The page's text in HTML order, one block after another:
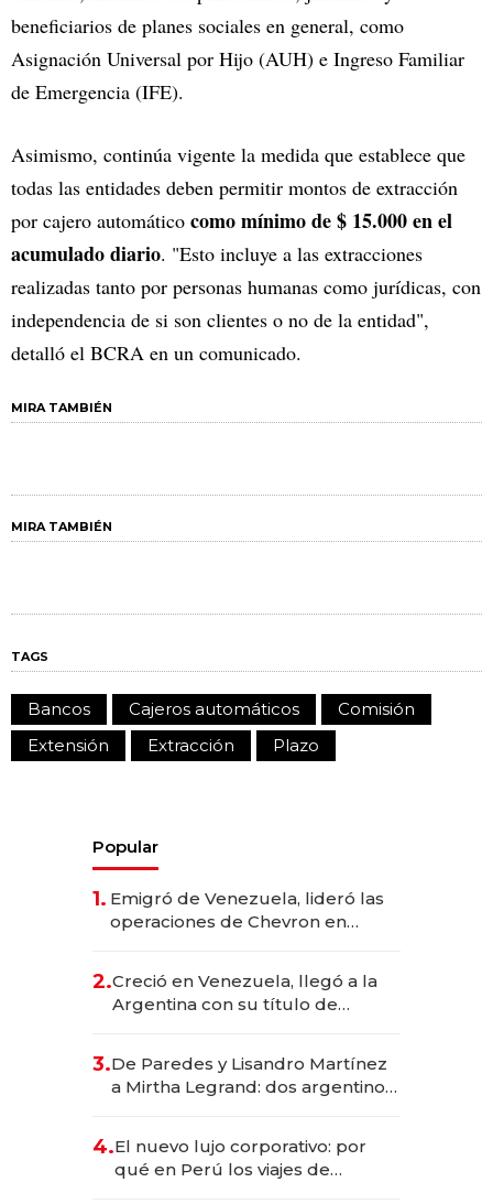
beneficiarios de planes sociales en general, como
Asignación Universal por Hijo (AUH) e Ingreso Familiar
de Emergencia (IFE).
Asimismo, continúa vigente la medida que establece que
todas las entidades deben permitir montos de extracción
por cajero automático como mínimo de $ 15.000 en el
acumulado diario. "Esto incluye a las extracciones
realizadas tanto por personas humanas como jurídicas, con
independencia de si son clientes o no de la entidad",
detalló el BCRA en un comunicado.
MIRA TAMBIÉN
MIRA TAMBIÉN
TAGS
Bancos Cajeros automáticos
Comisión
Extensión
Extracción Plazo
Popular
1. Emigró de Venezuela, lideró las
operaciones de Chevron en
2.Creció en Venezuela, llegó a la
Argentina con su título de
las marcas "fast premium"
3.De Paredes y Lisandro Martínez
a Mirtha Legrand: dos argentinos
4.El nuevo lujo corporativo: por
qué en Perú los viajes de